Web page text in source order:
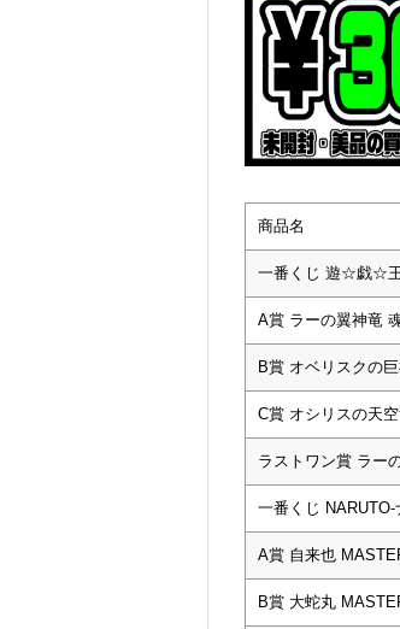
商品名
一番くじ 遊☆戯☆
A賞 ラーの翼神竜
B賞 オベリスクの
C賞 オシリスの天
ラストワン賞 ラー
一番くじ
A賞 自来也
B賞 大蛇丸